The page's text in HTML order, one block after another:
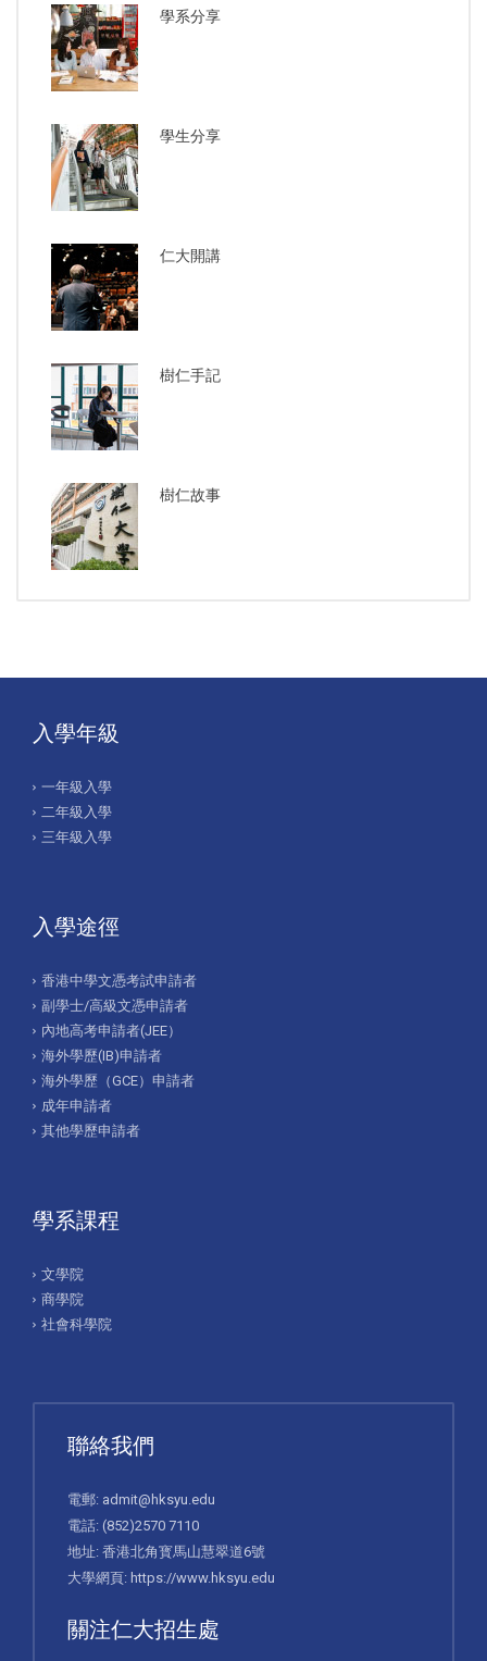
學系分享
學生分享
仁大開講
樹仁手記
樹仁故事
入學年級
一年級入學
二年級入學
三年級入學
入學途徑
香港中學文憑考試申請者
副學士/高級文憑申請者
內地高考申請者(JEE）
海外學歷(IB)申請者
海外學歷（GCE）申請者
成年申請者
其他學歷申請者
學系課程
文學院
商學院
社會科學院
聯絡我們
電郵: admit@hksyu.edu
電話: (852)2570 7110
地址: 香港北角寳馬山慧翠道6號
大學網頁: https://www.hksyu.edu
關注仁大招生處